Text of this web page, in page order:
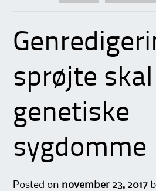
sprøjte
genetiske
sygdomme
Posted on november 23, 2017